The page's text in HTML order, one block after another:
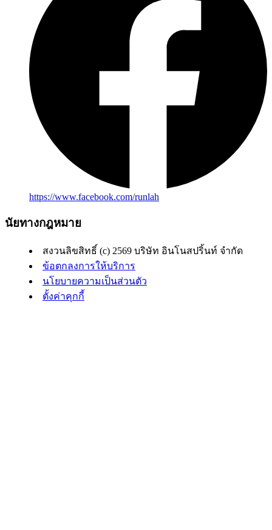
https://www.facebook.com/runlah
นัยทางกฎหมาย
สงวนลิขสิทธิ์ (c) 2569 บริษัท อินโนสปริ้นท์ จำกัด
ข้อตกลงการให้บริการ
นโยบายความเป็นส่วนตัว
ตั้งค่าคุกกี้